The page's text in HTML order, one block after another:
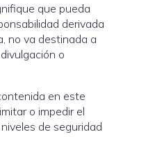
que pueda
derivada
no va destinada a
o
en este
o impedir el
de seguridad